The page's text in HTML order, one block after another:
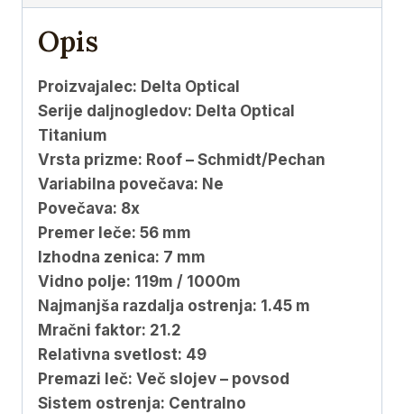
Opis
Proizvajalec: Delta Optical
Serije daljnogledov: Delta Optical
Titanium
Vrsta prizme: Roof – Schmidt/Pechan
Variabilna povečava: Ne
Povečava: 8x
Premer leče: 56 mm
Izhodna zenica: 7 mm
Vidno polje: 119m / 1000m
Najmanjša razdalja ostrenja: 1.45 m
Mračni faktor: 21.2
Relativna svetlost: 49
Premazi leč: Več slojev – povsod
Sistem ostrenja: Centralno